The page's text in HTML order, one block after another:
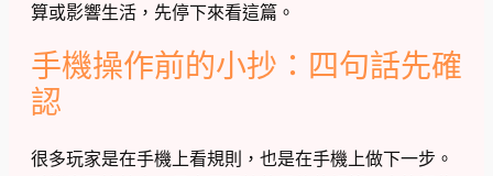
算或影響生活，先停下來看這篇。
手機操作前的小抄：四句話先確
認
很多玩家是在手機上看規則，也是在手機上做下一步。